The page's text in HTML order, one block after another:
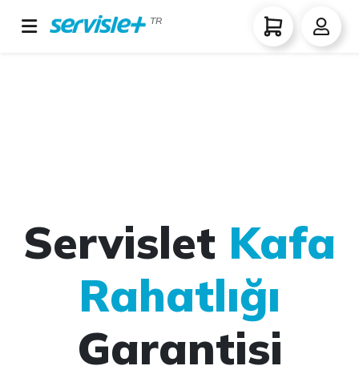
TR
Servislet Kafa
Rahatlığı
Garantisi